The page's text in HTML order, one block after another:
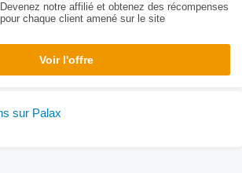
Devenez notre affilié et obtenez des récompenses
pour chaque client amené sur le site
Voir l'offre
sur Palax